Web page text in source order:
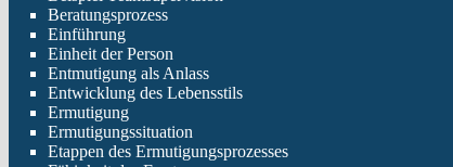
Beratungsprozess
Einführung
Einheit der Person
Entmutigung als Anlass
Entwicklung des Lebensstils
Ermutigung
Ermutigungssituation
Etappen des Ermutigungsprozesses